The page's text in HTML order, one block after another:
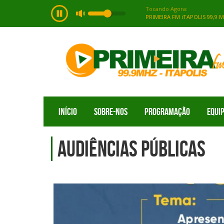
INÍCIO SOBRE-NOS PROGRAMAÇÃO
AUDIÊNCIAS PÚBLICAS